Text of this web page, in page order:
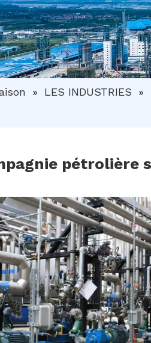
» LES INDUSTRIES »
pétrolière